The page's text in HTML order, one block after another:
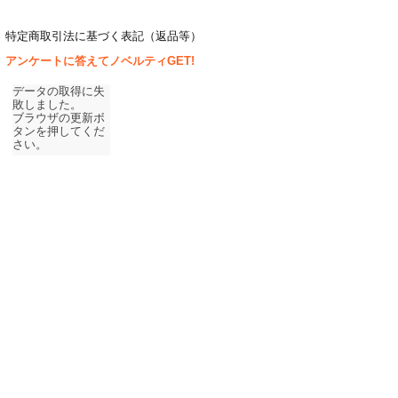
特定商取引法に基づく表記（返品等）
アンケートに答えてノベルティGET!